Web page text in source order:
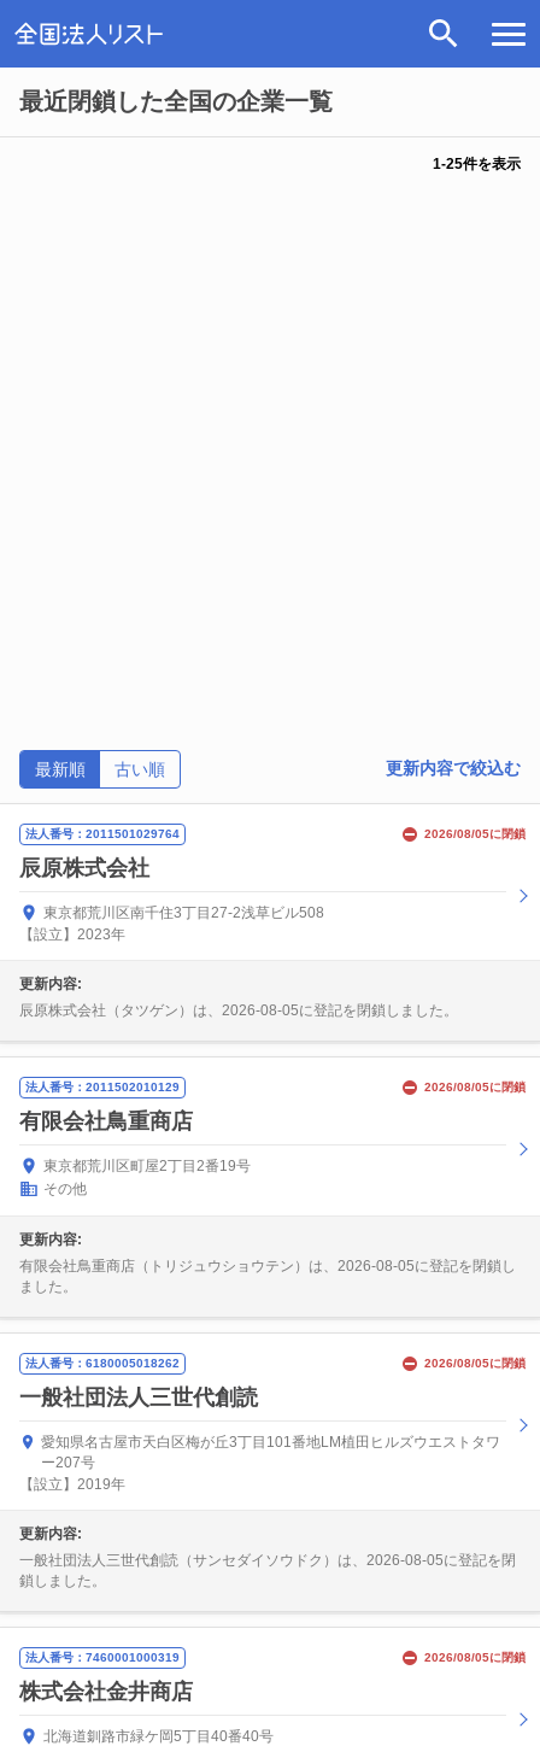
最近閉鎖した全国の企業一覧
1-25件を表示
最新順 古い順 更新内容で絞込む
法人番号：2011501029764 2026/08/05に閉鎖
辰原株式会社
東京都荒川区南千住3丁目27-2浅草ビル508
【設立】2023年
更新内容:
辰原株式会社（タツゲン）は、2026-08-05に登記を閉鎖しました。
法人番号：2011502010129 2026/08/05に閉鎖
有限会社鳥重商店
東京都荒川区町屋2丁目2番19号
その他
更新内容:
有限会社鳥重商店（トリジュウショウテン）は、2026-08-05に登記を閉鎖し
ました。
法人番号：6180005018262 2026/08/05に閉鎖
一般社団法人三世代創読
愛知県名古屋市天白区梅が丘3丁目101番地LM植田ヒルズウエストタワ
ー207号
【設立】2019年
更新内容:
一般社団法人三世代創読（サンセダイソウドク）は、2026-08-05に登記を閉
鎖しました。
法人番号：7460001000319 2026/08/05に閉鎖
株式会社金井商店
北海道釧路市緑ケ岡5丁目40番40号